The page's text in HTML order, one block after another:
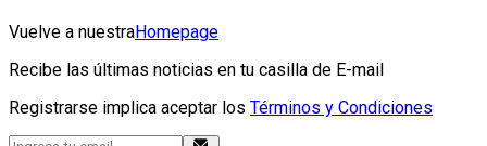
Vuelve a nuestraHomepage
Recibe las últimas noticias en tu casilla de E-mail
Registrarse implica aceptar los Términos y Condiciones